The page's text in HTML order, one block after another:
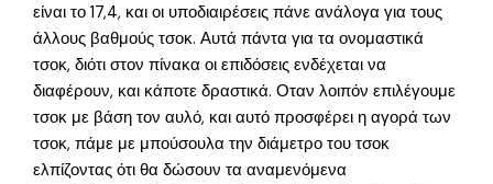
είναι το 17,4, και οι υποδιαιρέσεις πάνε ανάλογα για τους
άλλους βαθμούς τσοκ. Αυτά πάντα για τα ονομαστικά
τσοκ, διότι στον πίνακα οι επιδόσεις ενδέχεται να
διαφέρουν, και κάποτε δραστικά. Οταν λοιπόν επιλέγουμε
τσοκ με βάση τον αυλό, και αυτό προσφέρει η αγορά των
τσοκ, πάμε με μπούσουλα την διάμετρο του τσοκ
ελπίζοντας ότι θα δώσουν τα αναμενόμενα